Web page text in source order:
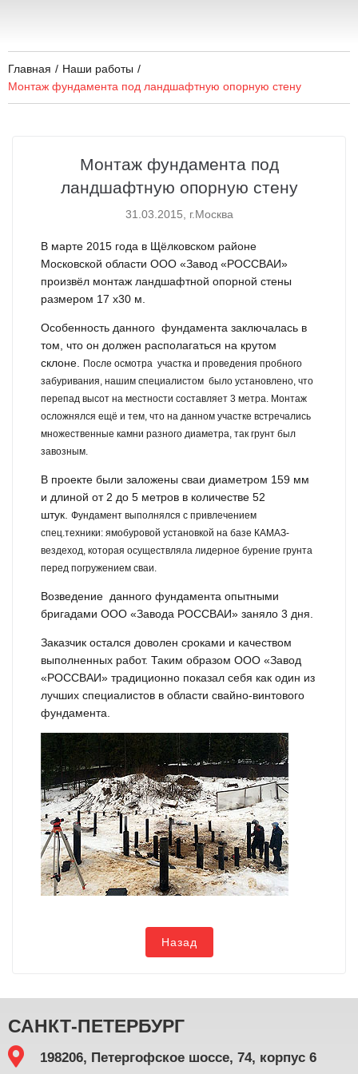
Главная / Наши работы /
Монтаж фундамента под ландшафтную опорную стену
Монтаж фундамента под
ландшафтную опорную стену
31.03.2015, г.Москва
В марте 2015 года в Щёлковском районе
Московской области ООО «Завод «РОССВАИ»
произвёл монтаж ландшафтной опорной стены
размером 17 x30 м.
Особенность данного фундамента заключалась в
том, что он должен располагаться на крутом
склоне.
После осмотра участка и проведения пробного
забуривания, нашим специалистом было установлено, что
перепад высот на местности составляет 3 метра. Монтаж
осложнялся ещё и тем, что на данном участке встречались
множественные камни разного диаметра, так грунт был
завозным.
В проекте были заложены сваи диаметром 159 мм
и длиной от 2 до 5 метров в количестве 52
штук. Фундамент выполнялся с привлечением
спец.техники: ямобуровой установкой на базе КАМАЗ-
вездеход, которая осуществляла лидерное бурение грунта
перед погружением сваи.
Возведение данного фундамента опытными
бригадами ООО «Завода РОССВАИ» заняло 3 дня.
Заказчик остался доволен сроками и качеством
выполненных работ. Таким образом ООО «Завод
«РОССВАИ» традиционно показал себя как один из
лучших специалистов в области свайно-винтового
фундамента.
Назад
САНКТ-ПЕТЕРБУРГ
198206, Петергофское шоссе, 74, корпус 6